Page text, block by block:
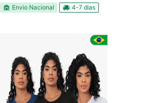
Envio Nacional 4-7 dias